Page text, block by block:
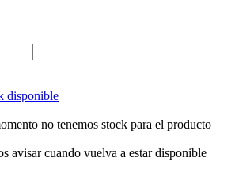
disponible
no tenemos stock para el producto
avisar cuando vuelva a estar disponible